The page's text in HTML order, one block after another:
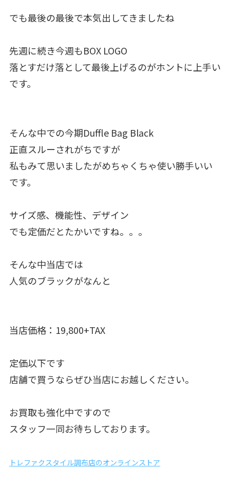
でも最後の最後で本気出してきましたね
先週に続き今週もBOX LOGO
落とすだけ落として最後上げるのがホントに上手い
です。
そんな中での今期Duffle Bag Black
正直スルーされがちですが
私もみて思いましたがめちゃくちゃ使い勝手いい
です。
サイズ感、機能性、デザイン
でも定価だとたかいですね。。。
そんな中当店では
人気のブラックがなんと
当店価格：19,800+TAX
定価以下です
店舗で買うならぜひ当店にお越しください。
お買取も強化中ですので
スタッフ一同お待ちしております。
トレファクスタイル調布店のオンラインストア